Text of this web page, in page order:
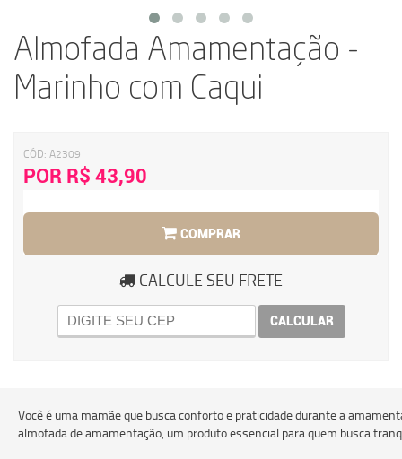
Almofada Amamentação -
Marinho com Caqui
CÓD: A2309
POR R$ 43,90
COMPRAR
CALCULE SEU FRETE
CALCULAR
Você é uma mamãe que busca conforto e praticidade durante a
almofada de amamentação, um produto essencial para quem busca